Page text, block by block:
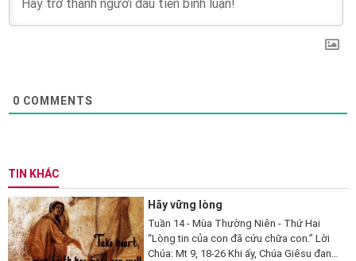
0 COMMENTS
TIN KHÁC
Hãy vững lòng
Tuần 14 - Mùa Thường Niên - Thứ Hai
“Lòng tin của con đã cứu chữa con.” Lời
Chúa: Mt 9, 18-26 Khi ấy, Chúa Giêsu đang